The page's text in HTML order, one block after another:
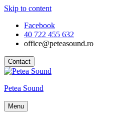
Skip to content
Facebook
40 722 455 632
office@peteasound.ro
Contact
Petea Sound
Menu